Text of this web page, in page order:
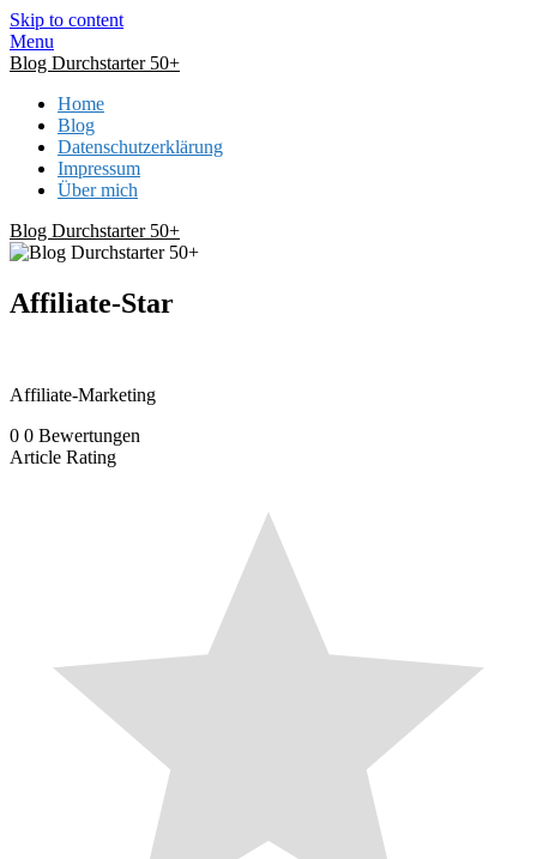
Skip to content
Menu
Blog Durchstarter 50+
Home
Blog
Datenschutzerklärung
Impressum
Über mich
Blog Durchstarter 50+
Affiliate-Star
Affiliate-Marketing
0 0 Bewertungen
Article Rating